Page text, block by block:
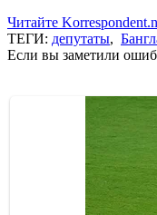
Читайте
ТЕГИ: депутаты,
Если вы заметили